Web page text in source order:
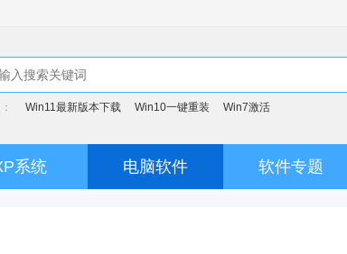
Win11最新版本下载 Win10一键重装 Win7激活
系统 电脑软件 软件专题